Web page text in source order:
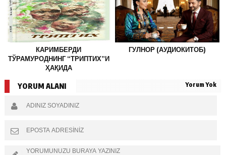
КАРИМБЕРДИ
ТЎРАМУРОДНИНГ “ТРИПТИХ”И
ҲАҚИДА
ГУЛНОР (АУДИОКИТОБ)
YORUM ALANI Yorum Yok